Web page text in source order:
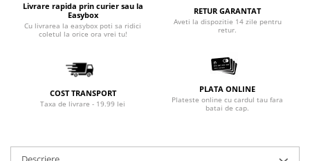
Livrare rapida prin curier sau la
Easybox
Cu livrarea la easybox poti sa ridici
coletul la orice ora vrei tu!
RETUR GARANTAT
Aveti la dispozitie 14 zile pentru
retur.
COST TRANSPORT
Taxa de livrare - 19.99 lei
PLATA ONLINE
Plateste online cu cardul tau fara
batai de cap.